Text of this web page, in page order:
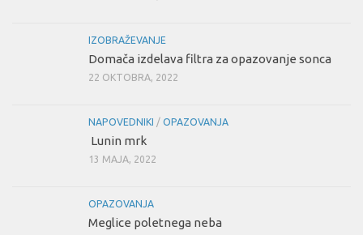
IZOBRAŽEVANJE
Domača izdelava filtra za opazovanje sonca
22 OKTOBRA, 2022
NAPOVEDNIKI / OPAZOVANJA
Lunin mrk
13 MAJA, 2022
OPAZOVANJA
Meglice poletnega neba